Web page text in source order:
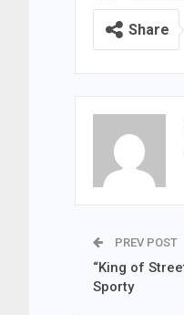
Share
PREV POST
“King of
Sporty